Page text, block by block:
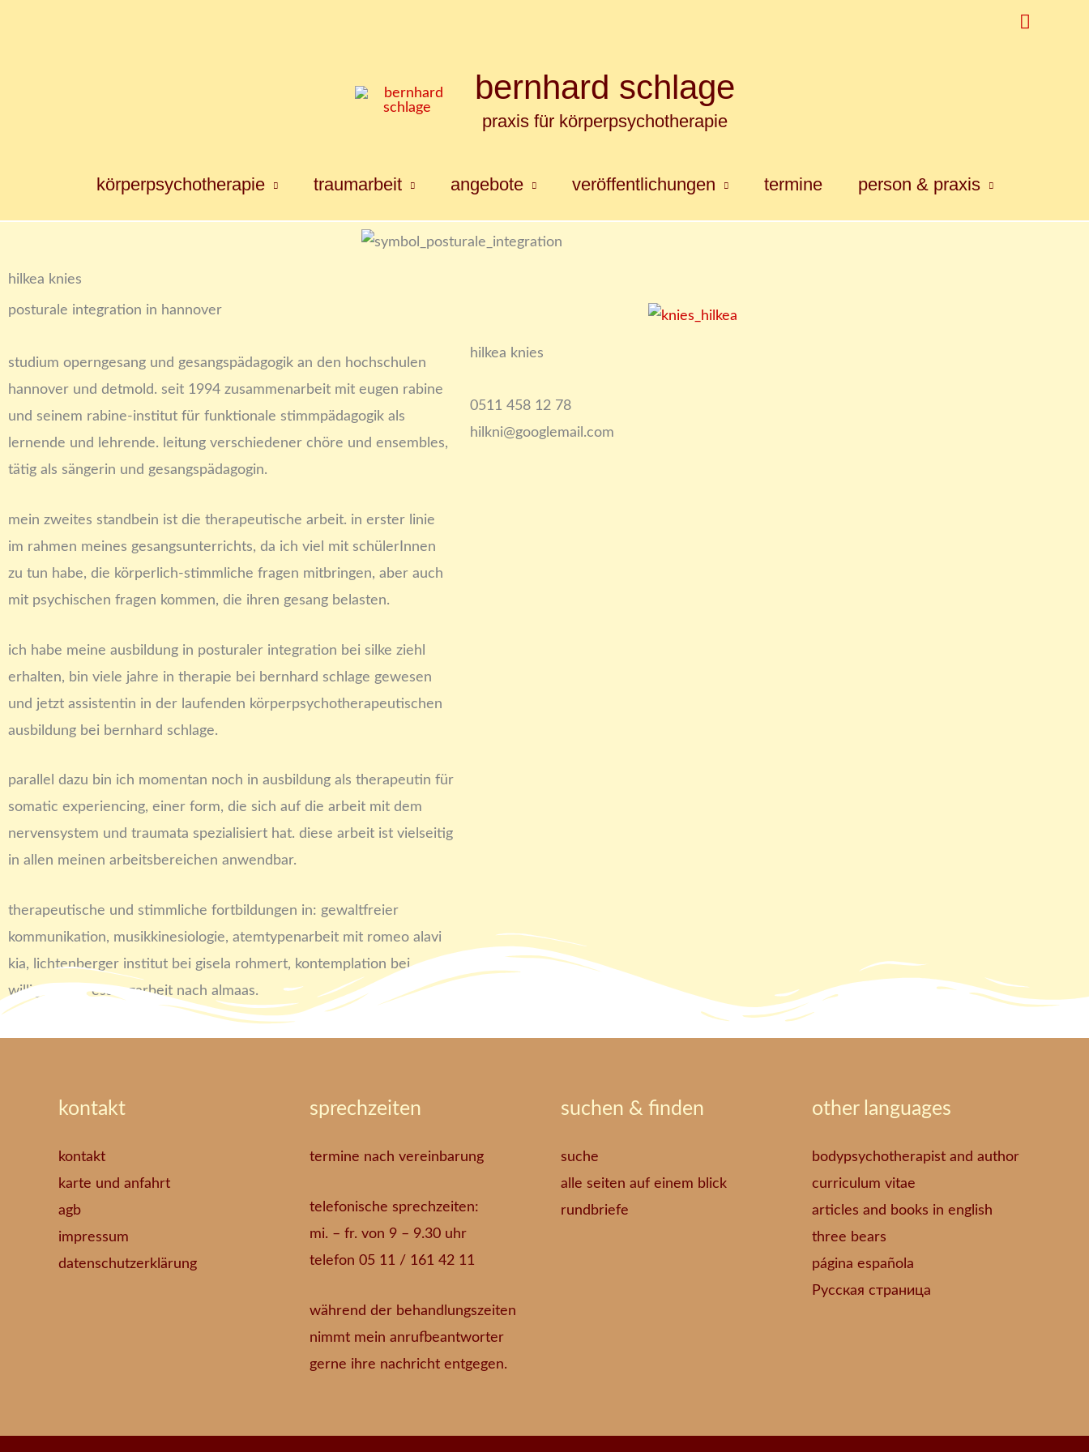
Suchen
bernhard schlage
praxis für körperpsychotherapie
körperpsychotherapie traumarbeit angebote veröffentlichungen termine person & praxis
hilkea knies
posturale integration in hannover
studium operngesang und gesangspädagogik an den hochschulen
hannover und detmold. seit 1994 zusammenarbeit mit eugen rabine
und seinem rabine-institut für funktionale stimmpädagogik als
lernende und lehrende. leitung verschiedener chöre und ensembles,
tätig als sängerin und gesangspädagogin.
mein zweites standbein ist die therapeutische arbeit. in erster linie
im rahmen meines gesangsunterrichts, da ich viel mit schülerInnen
zu tun habe, die körperlich-stimmliche fragen mitbringen, aber auch
mit psychischen fragen kommen, die ihren gesang belasten.
ich habe meine ausbildung in posturaler integration bei silke ziehl
erhalten, bin viele jahre in therapie bei bernhard schlage gewesen
und jetzt assistentin in der laufenden körperpsychotherapeutischen
ausbildung bei bernhard schlage.
parallel dazu bin ich momentan noch in ausbildung als therapeutin für
somatic experiencing, einer form, die sich auf die arbeit mit dem
nervensystem und traumata spezialisiert hat. diese arbeit ist vielseitig
in allen meinen arbeitsbereichen anwendbar.
therapeutische und stimmliche fortbildungen in: gewaltfreier
kommunikation, musikkinesiologie, atemtypenarbeit mit romeo alavi
kia, lichtenberger institut bei gisela rohmert, kontemplation bei
willigis jäger, essenzarbeit nach almaas.
hilkea knies
0511 458 12 78
hilkni@googlemail.com
kontakt
kontakt
karte und anfahrt
agb
impressum
datenschutzerklärung
sprechzeiten
termine nach vereinbarung
telefonische sprechzeiten:
mi. – fr. von 9 – 9.30 uhr
telefon 05 11 / 161 42 11
während der behandlungszeiten
nimmt mein anrufbeantworter
gerne ihre nachricht entgegen.
suchen & finden
suche
alle seiten auf einem blick
rundbriefe
other languages
bodypsychotherapist and author
curriculum vitae
articles and books in english
three bears
página española
Русская страница